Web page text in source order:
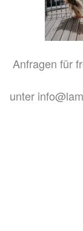
Anfragen für
unter